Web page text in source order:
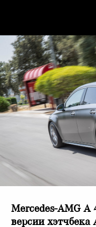
Mercedes-AMG A
версии хэтчбека